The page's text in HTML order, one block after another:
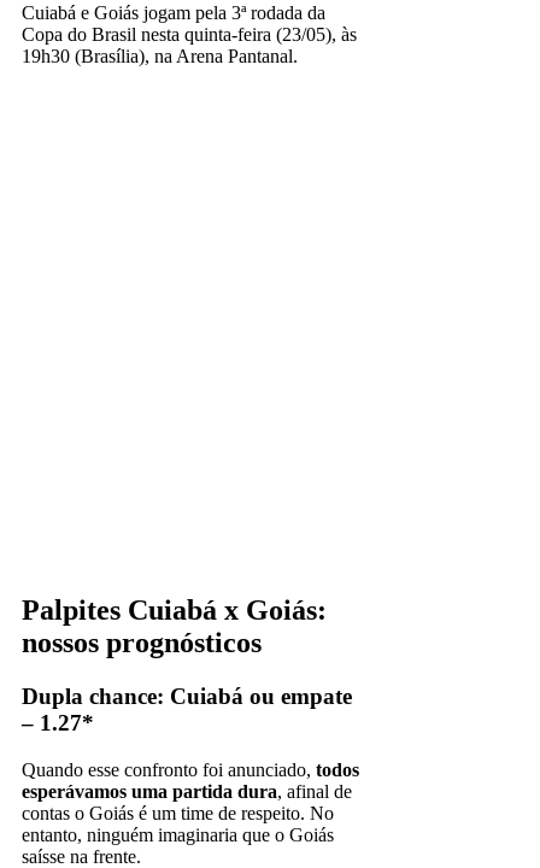
Cuiabá e Goiás jogam pela 3ª rodada da
Copa do Brasil nesta quinta-feira (23/05), às
19h30 (Brasília), na Arena Pantanal.
Palpites Cuiabá x Goiás:
nossos prognósticos
Dupla chance: Cuiabá ou empate
– 1.27*
Quando esse confronto foi anunciado, todos
esperávamos uma partida dura, afinal de
contas o Goiás é um time de respeito. No
entanto, ninguém imaginaria que o Goiás
saísse na frente.